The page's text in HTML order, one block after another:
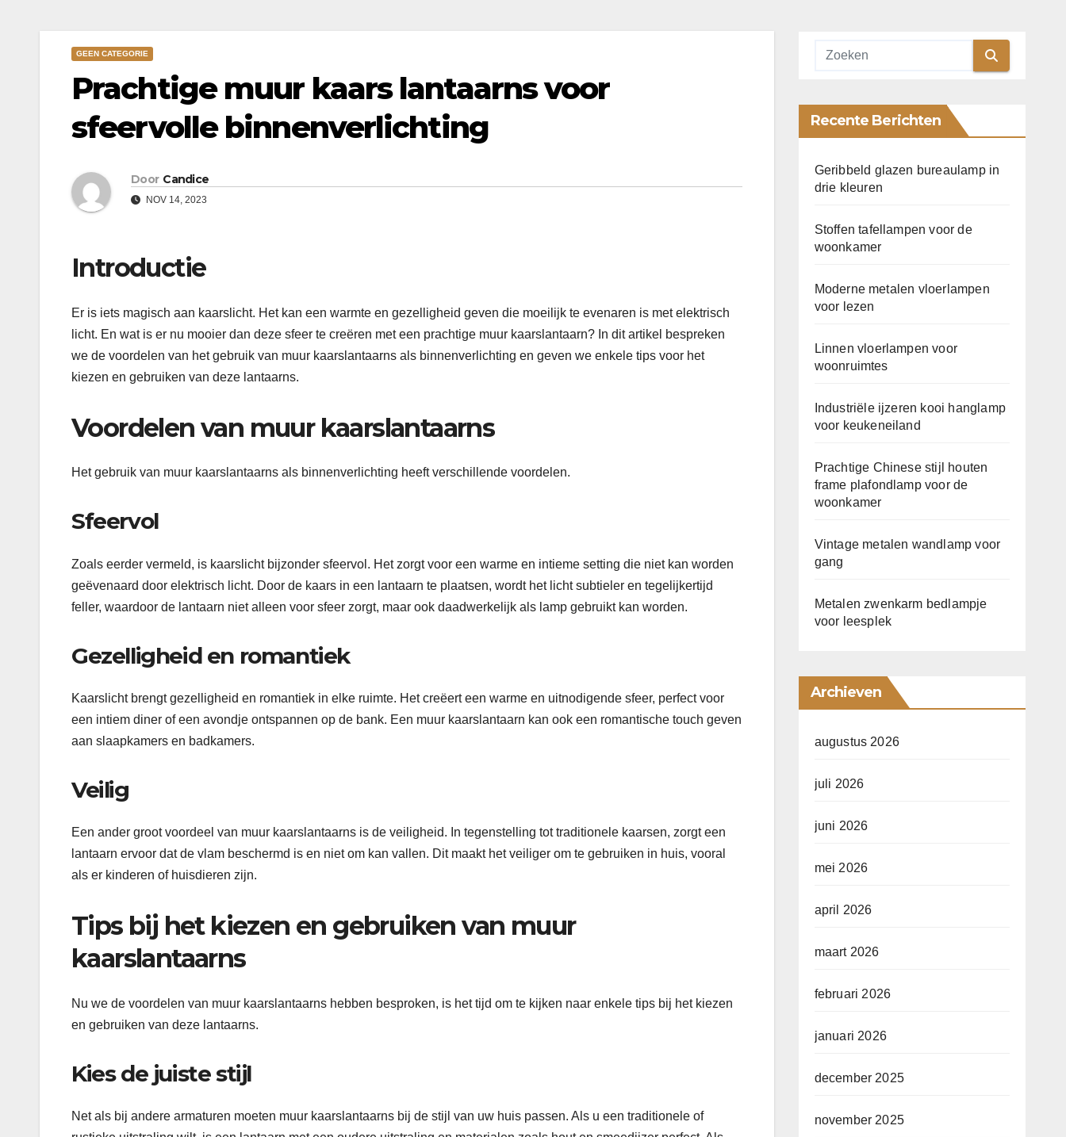
GEEN CATEGORIE
Prachtige muur kaars lantaarns voor
sfeervolle binnenverlichting
Door Candice
NOV 14, 2023
Introductie
Er is iets magisch aan kaarslicht. Het kan een warmte en gezelligheid geven die moeilijk te evenaren is met elektrisch
licht. En wat is er nu mooier dan deze sfeer te creëren met een prachtige muur kaarslantaarn? In dit artikel bespreken
we de voordelen van het gebruik van muur kaarslantaarns als binnenverlichting en geven we enkele tips voor het
kiezen en gebruiken van deze lantaarns.
Voordelen van muur kaarslantaarns
Het gebruik van muur kaarslantaarns als binnenverlichting heeft verschillende voordelen.
Sfeervol
Zoals eerder vermeld, is kaarslicht bijzonder sfeervol. Het zorgt voor een warme en intieme setting die niet kan worden
geëvenaard door elektrisch licht. Door de kaars in een lantaarn te plaatsen, wordt het licht subtieler en tegelijkertijd
feller, waardoor de lantaarn niet alleen voor sfeer zorgt, maar ook daadwerkelijk als lamp gebruikt kan worden.
Gezelligheid en romantiek
Kaarslicht brengt gezelligheid en romantiek in elke ruimte. Het creëert een warme en uitnodigende sfeer, perfect voor
een intiem diner of een avondje ontspannen op de bank. Een muur kaarslantaarn kan ook een romantische touch geven
aan slaapkamers en badkamers.
Veilig
Een ander groot voordeel van muur kaarslantaarns is de veiligheid. In tegenstelling tot traditionele kaarsen, zorgt een
lantaarn ervoor dat de vlam beschermd is en niet om kan vallen. Dit maakt het veiliger om te gebruiken in huis, vooral
als er kinderen of huisdieren zijn.
Tips bij het kiezen en gebruiken van muur
kaarslantaarns
Nu we de voordelen van muur kaarslantaarns hebben besproken, is het tijd om te kijken naar enkele tips bij het kiezen
en gebruiken van deze lantaarns.
Kies de juiste stijl
Net als bij andere armaturen moeten muur kaarslantaarns bij de stijl van uw huis passen. Als u een traditionele of
Recente Berichten
Geribbeld glazen bureaulamp in
drie kleuren
Stoffen tafellampen voor de
woonkamer
Moderne metalen vloerlampen
voor lezen
Linnen vloerlampen voor
woonruimtes
Industriële ijzeren kooi hanglamp
voor keukeneiland
Prachtige Chinese stijl houten
frame plafondlamp voor de
woonkamer
Vintage metalen wandlamp voor
gang
Metalen zwenkarm bedlampje
voor leesplek
Archieven
augustus 2026
juli 2026
juni 2026
mei 2026
april 2026
maart 2026
februari 2026
januari 2026
december 2025
november 2025